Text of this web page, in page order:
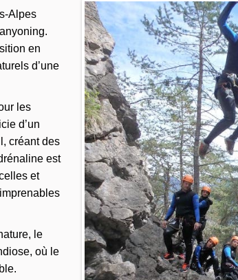
Alpes
en
d’une
les
d’un
créant des
est
et
le
où le